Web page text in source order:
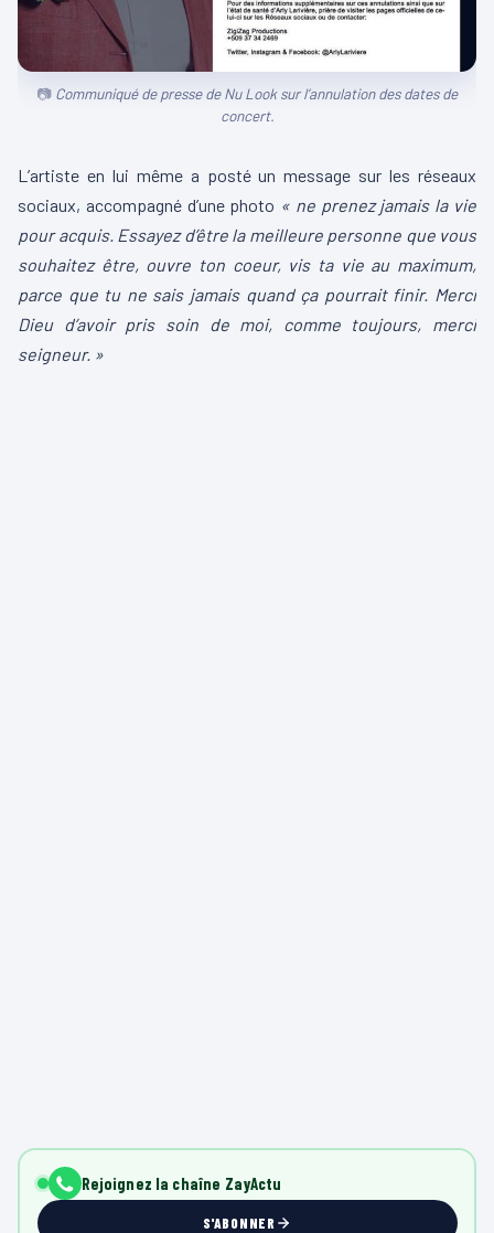
Communiqué de presse de Nu Look sur l’annulation des dates de
concert.
L’artiste en lui même a posté un message sur les réseaux
sociaux, accompagné d’une photo « ne prenez jamais la vie
pour acquis. Essayez d’être la meilleure personne que vous
souhaitez être, ouvre ton coeur, vis ta vie au maximum,
parce que tu ne sais jamais quand ça pourrait finir. Merci
Dieu d’avoir pris soin de moi, comme toujours, merci
seigneur. »
Rejoignez la chaîne ZayActu
S'ABONNER